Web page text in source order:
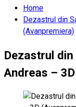
Home
Dezastrul din
(Avanpremiera)
Dezastrul din
Andreas –